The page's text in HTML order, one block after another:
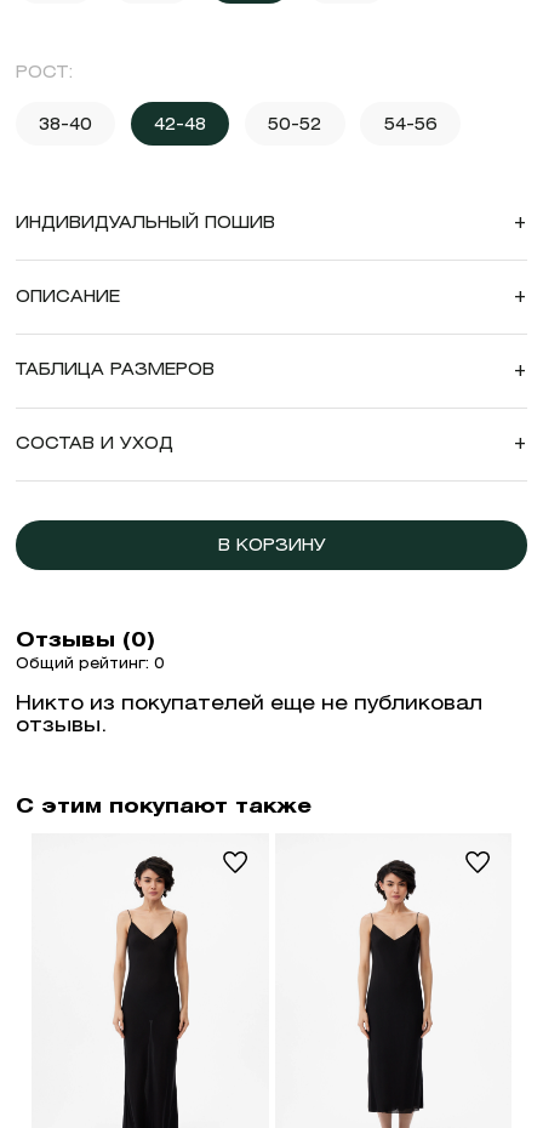
РОСТ:
38-40 42-48 50-52 54-56
ИНДИВИДУАЛЬНЫЙ ПОШИВ +
ОПИСАНИЕ +
ТАБЛИЦА РАЗМЕРОВ +
СОСТАВ И УХОД +
В КОРЗИНУ
Отзывы (0)
Общий рейтинг: 0
Никто из покупателей еще не публиковал
отзывы.
С этим покупают также